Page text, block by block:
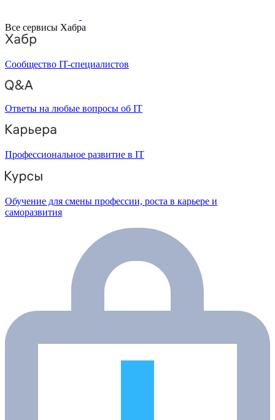
Все сервисы Хабра
Сообщество IT-специалистов
Ответы на любые вопросы об IT
Профессиональное развитие в IT
Обучение для смены профессии, роста в карьере и
саморазвития